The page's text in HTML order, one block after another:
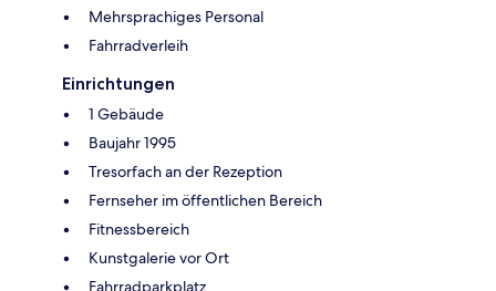
Mehrsprachiges Personal
Fahrradverleih
Einrichtungen
1 Gebäude
Baujahr 1995
Tresorfach an der Rezeption
Fernseher im öffentlichen Bereich
Fitnessbereich
Kunstgalerie vor Ort
Fahrradparkplatz